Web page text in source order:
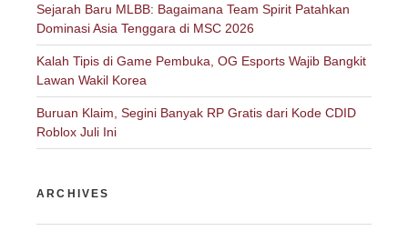
Sejarah Baru MLBB: Bagaimana Team Spirit Patahkan
Dominasi Asia Tenggara di MSC 2026
Kalah Tipis di Game Pembuka, OG Esports Wajib Bangkit
Lawan Wakil Korea
Buruan Klaim, Segini Banyak RP Gratis dari Kode CDID
Roblox Juli Ini
ARCHIVES